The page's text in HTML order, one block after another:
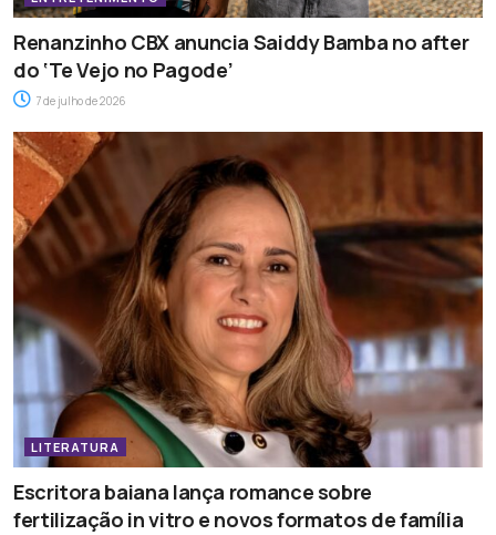
Renanzinho CBX anuncia Saiddy Bamba no after
do ‘Te Vejo no Pagode’
7 de julho de 2026
LITERATURA
Escritora baiana lança romance sobre
fertilização in vitro e novos formatos de família